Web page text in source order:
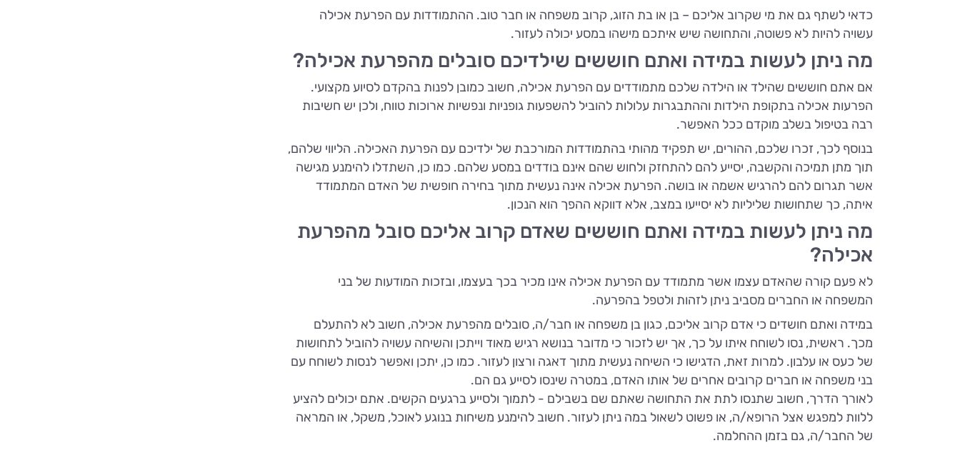
כדאי לשתף גם את מי שקרוב אליכם – בן או בת הזוג, קרוב משפחה או חבר טוב. ההתמודדות עם הפרעת אכילה
עשויה להיות לא פשוטה, והתחושה שיש איתכם מישהו במסע יכולה לעזור.
מה ניתן לעשות במידה ואתם חוששים שילדיכם סובלים מהפרעת אכילה?
אם אתם חוששים שהילד או הילדה שלכם מתמודדים עם הפרעת אכילה, חשוב כמובן לפנות בהקדם לסיוע מקצועי.
הפרעות אכילה בתקופת הילדות וההתבגרות עלולות להוביל להשפעות גופניות ונפשיות ארוכות טווח, ולכן יש חשיבות
רבה בטיפול בשלב מוקדם ככל האפשר.
בנוסף לכך, זכרו שלכם, ההורים, יש תפקיד מהותי בהתמודדות המורכבת של ילדיכם עם הפרעת האכילה. הליווי שלהם,
תוך מתן תמיכה והקשבה, יסייע להם להתחזק ולחוש שהם אינם בודדים במסע שלהם. כמו כן, השתדלו להימנע מגישה
אשר תגרום להם להרגיש אשמה או בושה. הפרעת אכילה אינה נעשית מתוך בחירה חופשית של האדם המתמודד
איתה, כך שתחושות שליליות לא יסייעו במצב, אלא דווקא ההפך הוא הנכון.
מה ניתן לעשות במידה ואתם חוששים שאדם קרוב אליכם סובל מהפרעת
אכילה?
לא פעם קורה שהאדם עצמו אשר מתמודד עם הפרעת אכילה אינו מכיר בכך בעצמו, ובזכות המודעות של בני
המשפחה או החברים מסביב ניתן לזהות ולטפל בהפרעה.
במידה ואתם חושדים כי אדם קרוב אליכם, כגון בן משפחה או חבר/ה, סובלים מהפרעת אכילה, חשוב לא להתעלם
מכך. ראשית, נסו לשוחח איתו על כך, אך יש לזכור כי מדובר בנושא רגיש מאוד וייתכן והשיחה עשויה להוביל לתחושות
של כעס או עלבון. למרות זאת, הדגישו כי השיחה נעשית מתוך דאגה ורצון לעזור. כמו כן, יתכן ואפשר לנסות לשוחח עם
בני משפחה או חברים קרובים אחרים של אותו האדם, במטרה שינסו לסייע גם הם.
לאורך הדרך, חשוב שתנסו לתת את התחושה שאתם שם בשבילם - לתמוך ולסייע ברגעים הקשים. אתם יכולים להציע
ללוות למפגש אצל הרופא/ה, או פשוט לשאול במה ניתן לעזור. חשוב להימנע משיחות בנוגע לאוכל, משקל, או המראה
של החבר/ה, גם בזמן ההחלמה.